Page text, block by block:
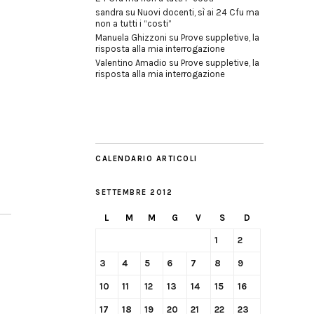
sandra su Nuovi docenti, sì ai 24 Cfu ma
non a tutti i “costi”
Manuela Ghizzoni su Prove suppletive, la
risposta alla mia interrogazione
Valentino Amadio su Prove suppletive, la
risposta alla mia interrogazione
CALENDARIO ARTICOLI
SETTEMBRE 2012
L M M G V S D
1 2
3 4 5 6 7 8 9
10 11 12 13 14 15 16
17 18 19 20 21 22 23